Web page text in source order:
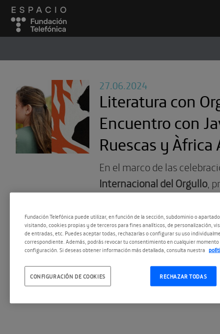
27.06.2024
Literatura con
Encuentro con
Ruescas y Àfrica
En el marco de las
Internacional del Orgullo,
Alonso, quienes han
situaciones de
hacia personas LGBT a
También nos acompañó el
docente,
Luis Maura, para
Fundación Telefónica puede utilizar, en función de la sección, subdominio o
visitando, cookies propias y de terceros para fines analíticos, de personalización,
de entradas, etc. Puedes aceptar todas, rechazarlas o configurar su uso
correspondiente. Además, podrás revocar tu consentimiento en cualquier momento
configuración. Si deseas obtener información más detallada, consulta nuestra
RECHAZAR TODAS
CONFIGURACIÓN DE COOKIES